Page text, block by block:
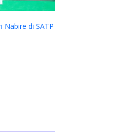
Nabire di SATP